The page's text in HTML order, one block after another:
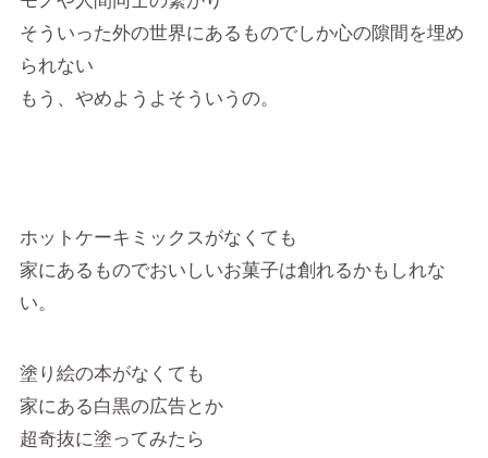
そういった外の世界にあるものでしか心の隙間を埋め
られない
もう、やめようよそういうの。
ホットケーキミックスがなくても
家にあるものでおいしいお菓子は創れるかもしれな
い。
塗り絵の本がなくても
家にある白黒の広告とか
超奇抜に塗ってみたら